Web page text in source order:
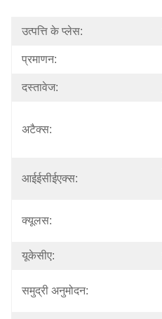
उत्पत्ति के प्लेस:
प्रमाणन:
दस्तावेज:
अटैक्स:
आईईसीईएक्स:
क्यूलस:
यूकेसीए:
समुद्री अनुमोदन: